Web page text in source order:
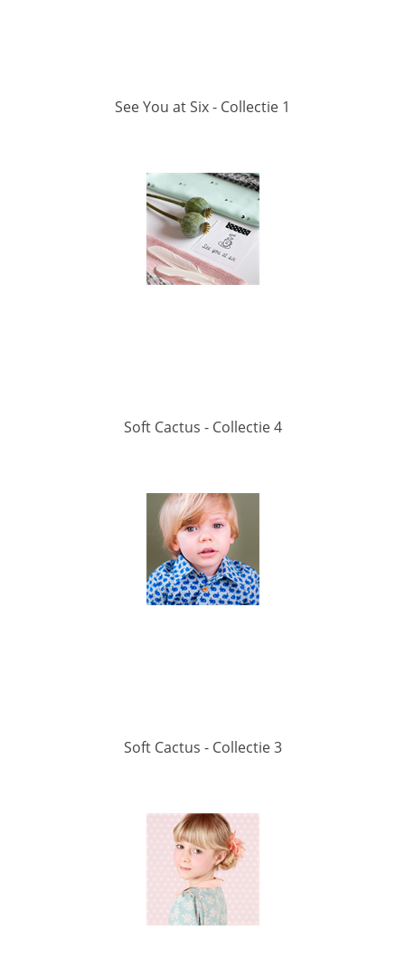
See You at Six - Collectie 1
Soft Cactus - Collectie 4
Soft Cactus - Collectie 3